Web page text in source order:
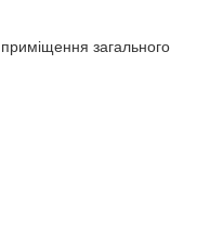
приміщення загального